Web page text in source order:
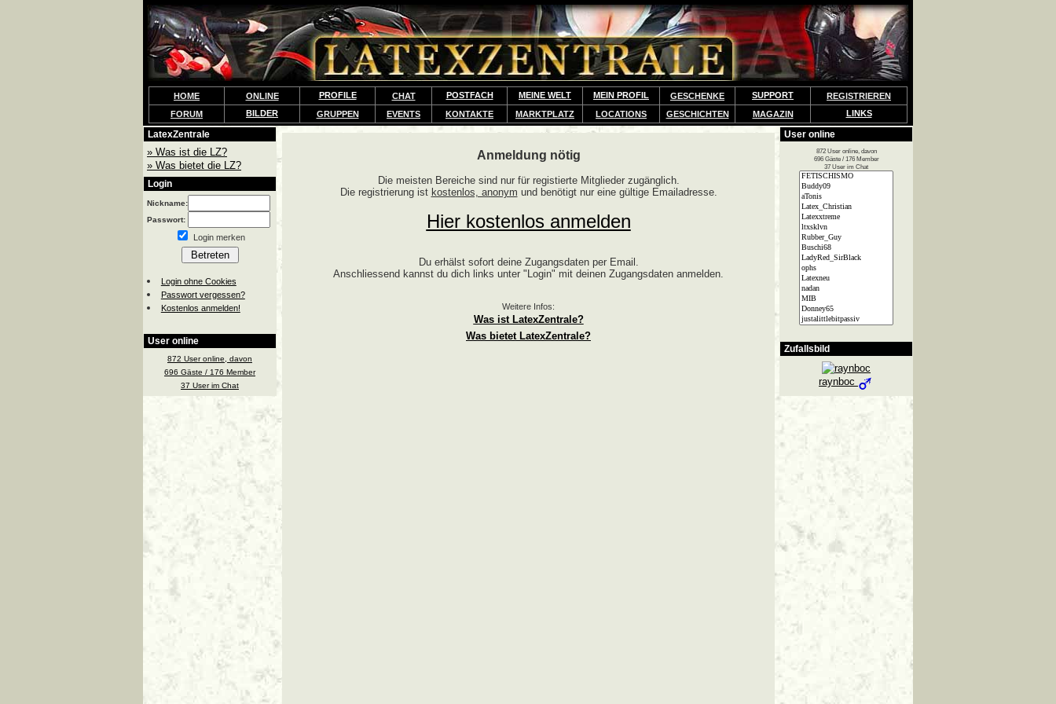
HOME ONLINE PROFILE CHAT POSTFACH MEINE WELT MEIN PROFIL GESCHENKE SUPPORT
REGISTRIEREN
FORUM
BILDER GRUPPEN EVENTS KONTAKTE MARKTPLATZ LOCATIONS GESCHICHTEN MAGAZIN LINKS
LatexZentrale
» Was ist die LZ?
» Was bietet die LZ?
Login
Nickname:
Passwort:
Login merken
Login ohne Cookies
Passwort vergessen?
Kostenlos anmelden!
User online
872 User online, davon
696 Gäste / 176 Member
37 User im Chat
Anmeldung nötig
Die meisten Bereiche sind nur für registierte Mitglieder zugänglich.
Die registrierung ist kostenlos, anonym und benötigt nur eine gültige Emailadresse.
Hier kostenlos anmelden
Du erhälst sofort deine Zugangsdaten per Email.
Anschliessend kannst du dich links unter "Login" mit deinen Zugangsdaten anmelden.
Weitere Infos:
Was ist LatexZentrale?
Was bietet LatexZentrale?
User online
872 User online, davon
696 Gäste / 176 Member
37 User im Chat
Zufallsbild
raynboc